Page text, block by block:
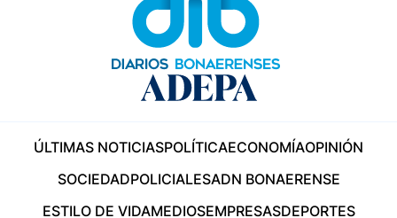
ÚLTIMAS NOTICIASPOLÍTICAECONOMÍAOPINIÓN
SOCIEDADPOLICIALESADN BONAERENSE
ESTILO DE VIDAMEDIOSEMPRESASDEPORTES